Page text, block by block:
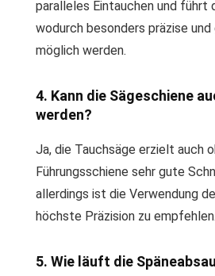
paralleles Eintauchen und führt
wodurch besonders präzise
möglich werden.
4. Kann die Sägeschiene
werden?
Ja, die Tauchsäge erzielt auch
Führungsschiene sehr gute
allerdings ist die Verwendung
höchste Präzision zu empfehlen.
5. Wie läuft die